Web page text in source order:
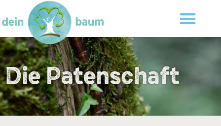
Die Patenschaft